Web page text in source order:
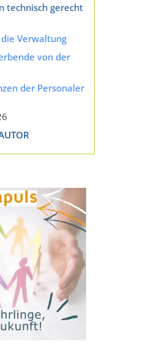
technisch gerecht
Verwaltung
von der
der Personaler